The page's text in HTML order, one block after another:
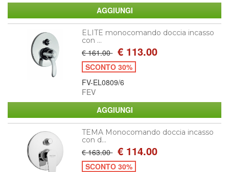
ELITE monocomando doccia incasso
con ...
€ 161.00 € 113.00
SCONTO 30%
FV-EL0809/6
FEV
TEMA Monocomando doccia incasso
con d...
€ 163.00 € 114.00
SCONTO 30%